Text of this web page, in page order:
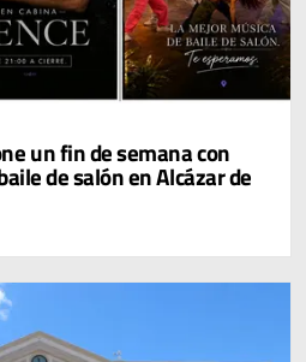
un fin de semana con
de salón en Alcázar de